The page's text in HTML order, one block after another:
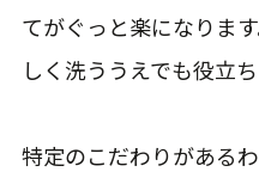
てがぐっと楽になりま
しく洗ううえでも役立ち
特定のこだわりがある